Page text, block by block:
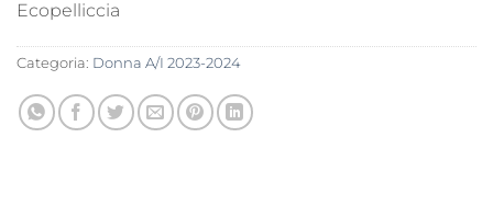
Ecopelliccia
Categoria: Donna A/I 2023-2024